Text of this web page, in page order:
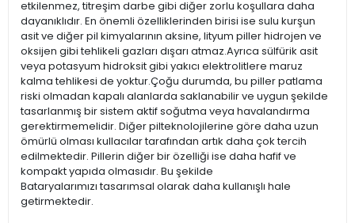
etkilenmez, titreşim darbe gibi diğer zorlu koşullara daha
dayanıklıdır. En önemli özelliklerinden birisi ise sulu kurşun
asit ve diğer pil kimyalarının aksine, lityum piller hidrojen ve
oksijen gibi tehlikeli gazları dışarı atmaz.Ayrıca sülfürik asit
veya potasyum hidroksit gibi yakıcı elektrolitlere maruz
kalma tehlikesi de yoktur.Çoğu durumda, bu piller patlama
riski olmadan kapalı alanlarda saklanabilir ve uygun şekilde
tasarlanmış bir sistem aktif soğutma veya havalandırma
gerektirmemelidir. Diğer pilteknolojilerine göre daha uzun
ömürlü olması kullacılar tarafından artık daha çok tercih
edilmektedir. Pillerin diğer bir özelliği ise daha hafif ve
kompakt yapıda olmasıdır. Bu şekilde
Bataryalarımızı tasarımsal olarak daha kullanışlı hale
getirmektedir.